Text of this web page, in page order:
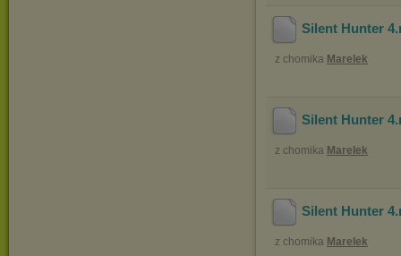
Silent Hunter 4
z chomika Marelek
Silent Hunter 4
z chomika Marelek
Silent Hunter 4
z chomika Marelek